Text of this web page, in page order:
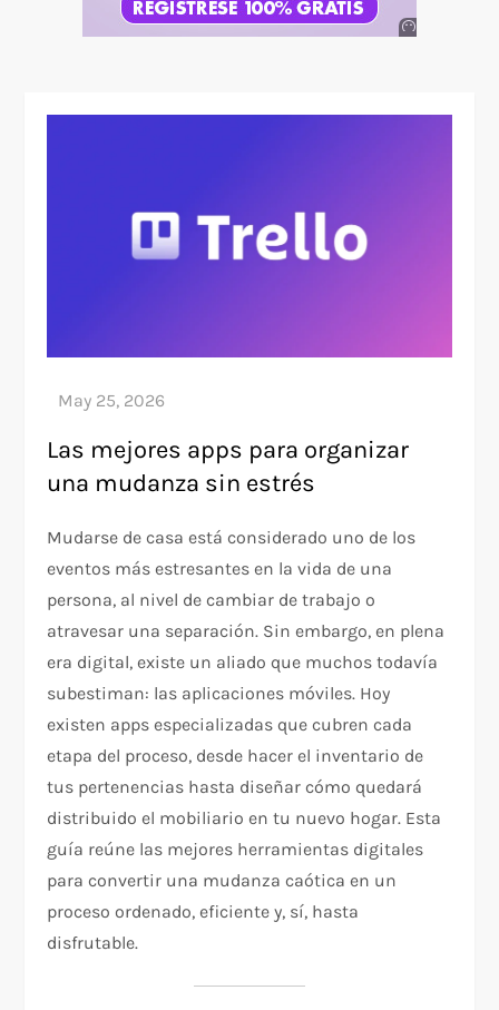
Las mejores apps para organizar
una mudanza sin estrés
Mudarse de casa está considerado uno de los
eventos más estresantes en la vida de una
persona, al nivel de cambiar de trabajo o
atravesar una separación. Sin embargo, en plena
era digital, existe un aliado que muchos todavía
subestiman: las aplicaciones móviles. Hoy
existen apps especializadas que cubren cada
etapa del proceso, desde hacer el inventario de
tus pertenencias hasta diseñar cómo quedará
distribuido el mobiliario en tu nuevo hogar. Esta
guía reúne las mejores herramientas digitales
para convertir una mudanza caótica en un
proceso ordenado, eficiente y, sí, hasta
disfrutable.